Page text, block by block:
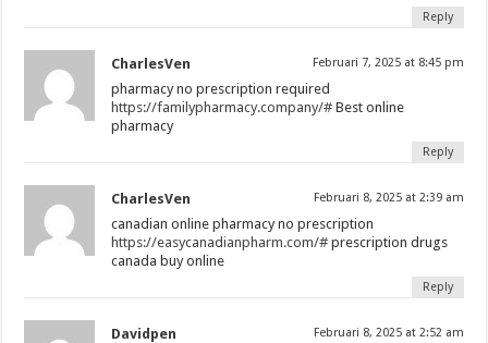
Reply
CharlesVen Februari 7, 2025 at 8:45 pm
pharmacy no prescription required
https://familypharmacy.company/# Best online
pharmacy
Reply
CharlesVen Februari 8, 2025 at 2:39 am
canadian online pharmacy no prescription
https://easycanadianpharm.com/# prescription drugs
canada buy online
Reply
Davidpen Februari 8, 2025 at 2:52 am